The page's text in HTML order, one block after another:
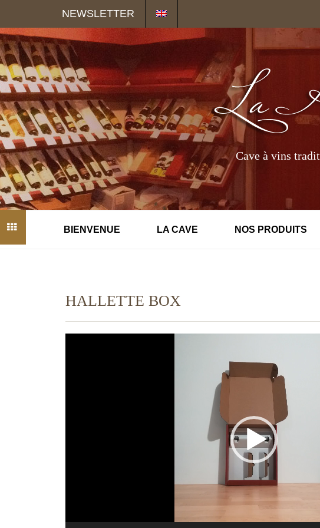
NEWSLETTER
Cave à vins
BIENVENUE LA CAVE NOS PRODUITS
HALLETTE BOX
Panneau de gestion des cookies